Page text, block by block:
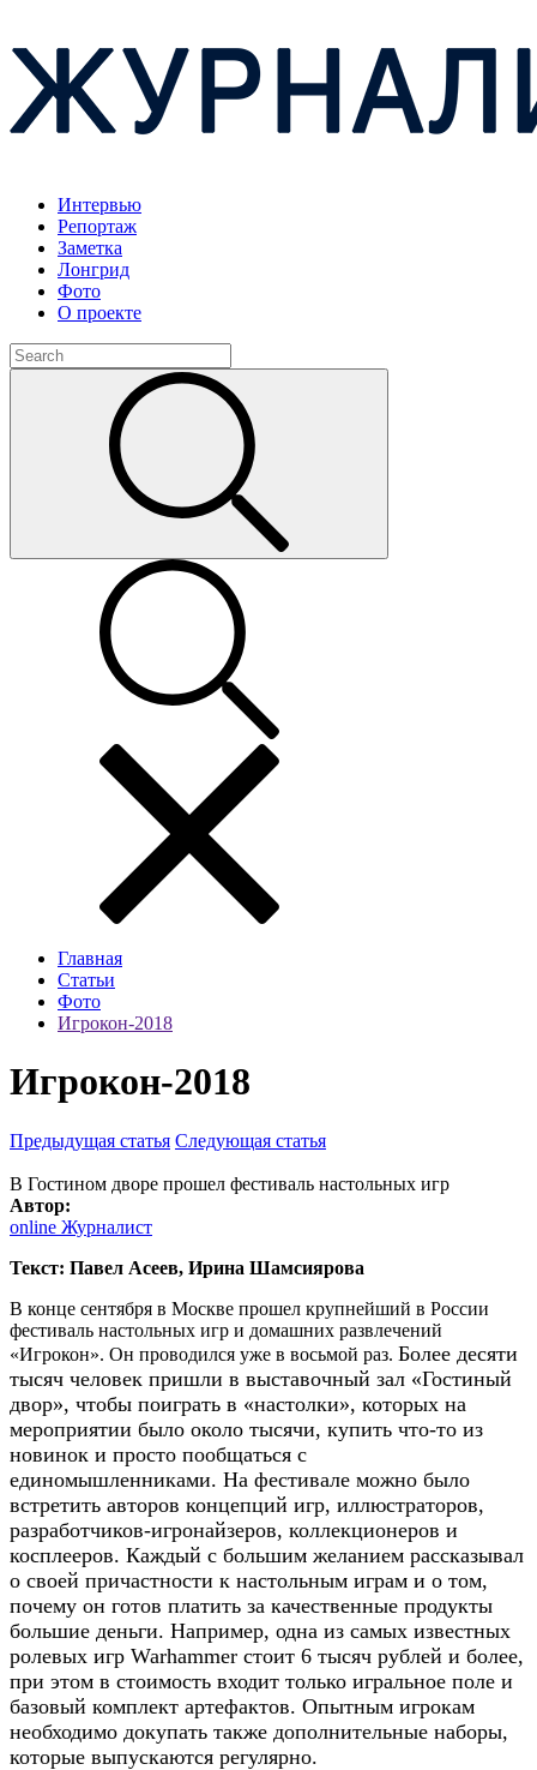
Интервью
Репортаж
Заметка
Лонгрид
Фото
О проекте
Главная
Статьи
Фото
Игрокон-2018
Игрокон-2018
Предыдущая статья Следующая статья
В Гостином дворе прошел фестиваль настольных игр
Автор:
online Журналист
Текст: Павел Асеев, Ирина Шамсиярова
В конце сентября в Москве прошел крупнейший в России
фестиваль настольных игр и домашних развлечений
«Игрокон». Он проводился уже в восьмой раз. Более десяти
тысяч человек пришли в выставочный зал «Гостиный
двор», чтобы поиграть в «настолки», которых на
мероприятии было около тысячи, купить что-то из
новинок и просто пообщаться с
единомышленниками. На фестивале можно было
встретить авторов концепций игр, иллюстраторов,
разработчиков-игронайзеров, коллекционеров и
косплееров. Каждый с большим желанием рассказывал
о своей причастности к настольным играм и о том,
почему он готов платить за качественные продукты
большие деньги. Например, одна из самых известных
ролевых игр Warhammer стоит 6 тысяч рублей и более,
при этом в стоимость входит только игральное поле и
базовый комплект артефактов. Опытным игрокам
необходимо докупать также дополнительные наборы,
которые выпускаются регулярно.